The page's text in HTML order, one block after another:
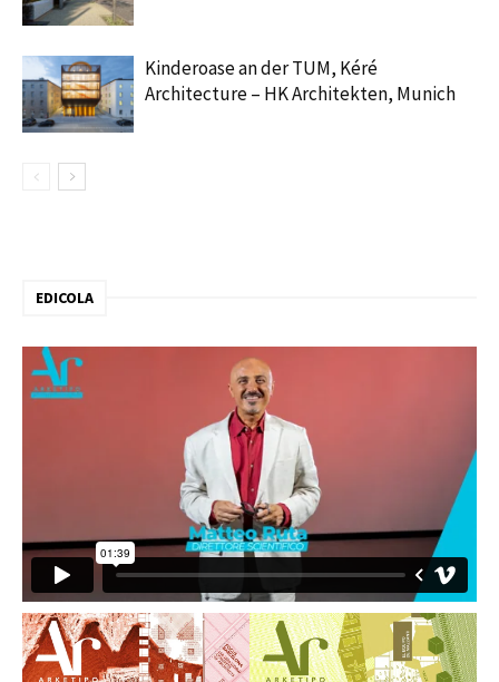
Kinderoase an der TUM, Kéré
Architecture – HK Architekten, Munich
EDICOLA